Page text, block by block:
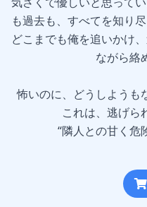
も過去も、すべてを知り
どこまでも俺を追いかけ
ながら絡
怖いのに、どうしよう
これは、逃げら
“隣人との甘く危